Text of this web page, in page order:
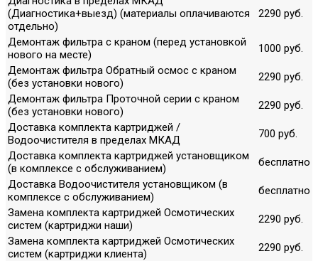
(Диагностика+выезд) (материалы оплачиваются
отдельно)
2290 руб.
Демонтаж фильтра с краном (перед установкой
нового на месте)
1000 руб.
Демонтаж фильтра Обратный осмос с краном
(без установки нового)
2290 руб.
Демонтаж фильтра Проточной серии с краном
(без установки нового)
2290 руб.
Доставка комплекта картриджей /
Водоочистителя в пределах МКАД
700 руб.
Доставка комплекта картриджей установщиком
(в комплексе с обслуживанием)
бесплатно
Доставка Водоочистителя установщиком (в
комплексе с обслуживанием)
бесплатно
Замена комплекта картриджей Осмотических
систем (картриджи наши)
2290 руб.
Замена комплекта картриджей Осмотических
систем (картриджи клиента)
2290 руб.